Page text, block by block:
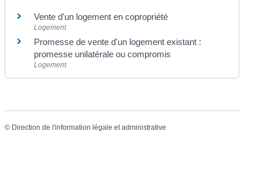
Vente d'un logement en copropriété
Logement
Promesse de vente d'un logement existant :
promesse unilatérale ou compromis
Logement
© Direction de l'information légale et administrative